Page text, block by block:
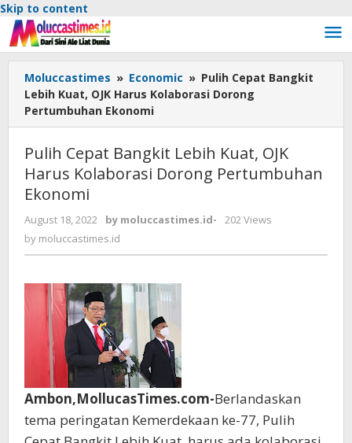
Skip to content
Moluccastimes » Economic » Pulih Cepat Bangkit
Lebih Kuat, OJK Harus Kolaborasi Dorong
Pertumbuhan Ekonomi
Pulih Cepat Bangkit Lebih Kuat, OJK
Harus Kolaborasi Dorong Pertumbuhan
Ekonomi
August 18, 2022 by moluccastimes.id-
202 Views
by moluccastimes.id
Ambon,MollucasTimes.com-Berlandaskan
tema peringatan Kemerdekaan ke-77, Pulih